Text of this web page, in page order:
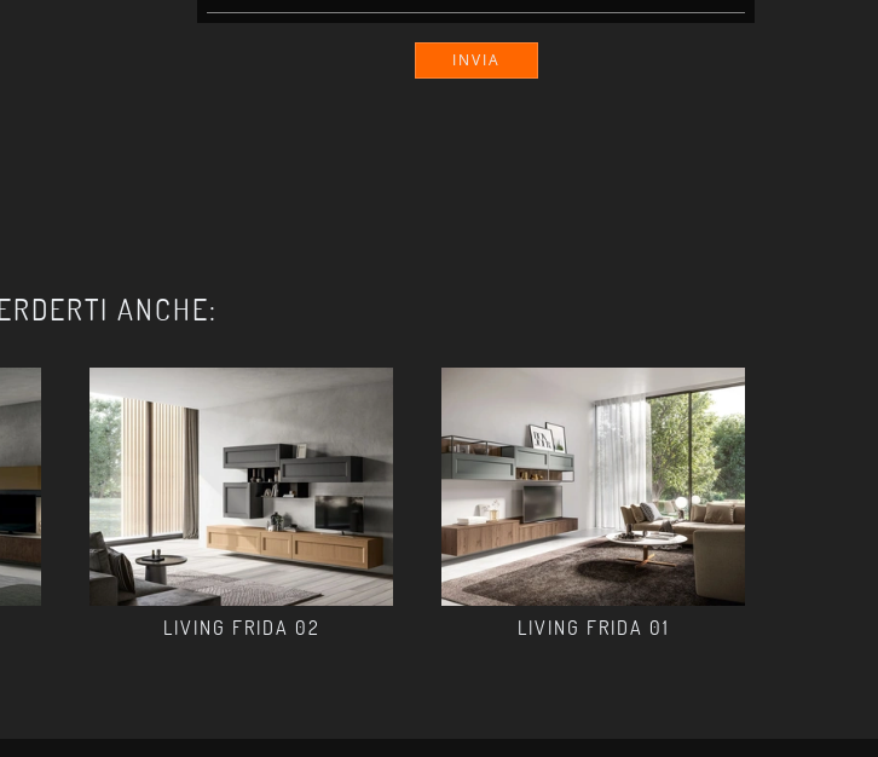
INVIA
ANCHE:
LIVING FRIDA 02 LIVING FRIDA 01